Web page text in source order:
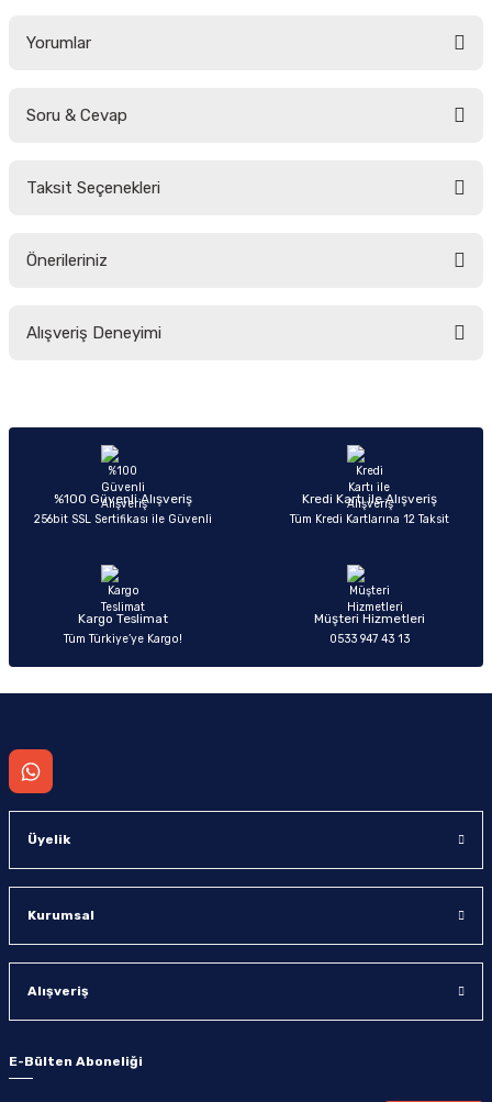
Yorumlar
Soru & Cevap
Taksit Seçenekleri
Önerileriniz
yetersiz gördüğünüz noktaları öneri formunu kullanarak tarafımıza
Ürün açıklamasında eksik bilgiler bulunuyor.
Ürün bilgilerinde hatalar bulunuyor.
Ürün fiyatı diğer sitelerden daha pahalı.
Alışveriş Deneyimi
Sitemize ilk yorumu siz yapın!
%100 Güvenli Alışveriş
256bit SSL Sertifikası ile Güvenli
Kredi Kartı ile Alışveriş
Tüm Kredi Kartlarına 12 Taksit
Kargo Teslimat
Tüm Türkiye’ye Kargo!
Müşteri Hizmetleri
0533 947 43 13
Üyelik
Kurumsal
Alışveriş
E-Bülten Aboneliği